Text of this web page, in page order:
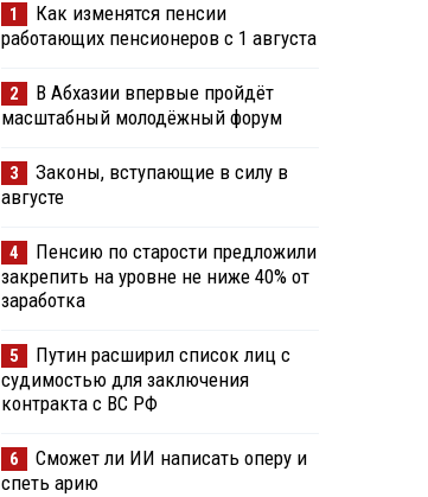
1
Как изменятся пенсии
работающих пенсионеров с 1 августа
2
В Абхазии впервые пройдёт
масштабный молодёжный форум
3
Законы, вступающие в силу в
августе
4
Пенсию по старости предложили
закрепить на уровне не ниже 40% от
заработка
5
Путин расширил список лиц с
судимостью для заключения
контракта с ВС РФ
6
Сможет ли ИИ написать оперу и
спеть арию